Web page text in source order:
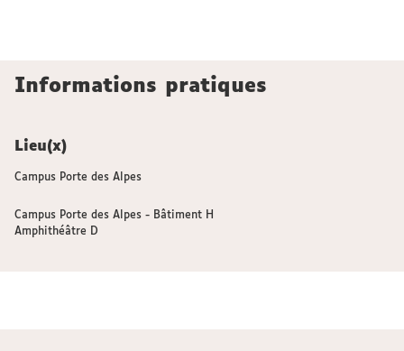
Informations pratiques
Lieu(x)
Campus Porte des Alpes
Campus Porte des Alpes - Bâtiment H
Amphithéâtre D